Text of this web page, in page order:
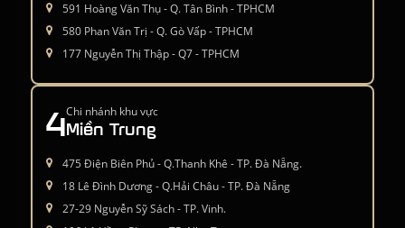
591 Hoàng Văn Thụ - Q. Tân Bình - TPHCM
580 Phan Văn Trị - Q. Gò Vấp - TPHCM
177 Nguyễn Thị Thập - Q7 - TPHCM
4Chi nhánh khu vực
Miền Trung
475 Điện Biên Phủ - Q.Thanh Khê - TP. Đà Nẵng.
18 Lê Đình Dương - Q.Hải Châu - TP. Đà Nẵng
27-29 Nguyễn Sỹ Sách - TP. Vinh.